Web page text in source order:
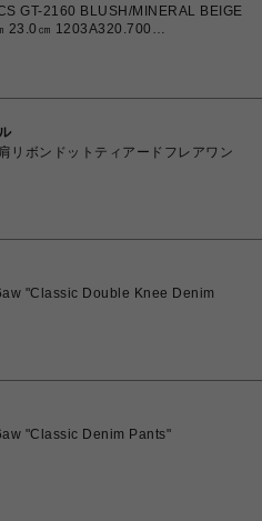
GT-2160 BLUSH/MINERAL BEIGE
23.0㎝ 1203A320.700
レディース スニーカー スポーツスタ
リボンドットティアードフレアワン
"Classic Double Knee Denim
SUGARHILL 26aw "Classic Denim Pants"